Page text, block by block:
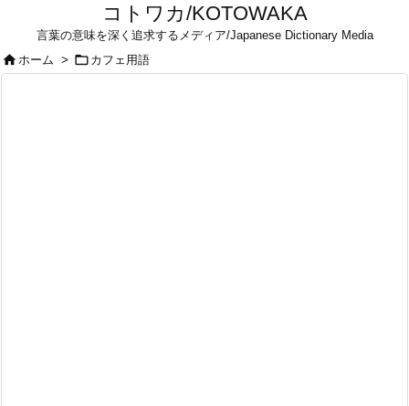
コトワカ/KOTOWAKA
言葉の意味を深く追求するメディア/Japanese Dictionary Media
ホーム >  カフェ用語